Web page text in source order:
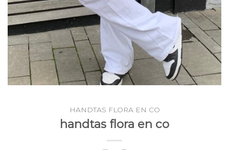
HANDTAS FLORA EN CO
handtas flora en co